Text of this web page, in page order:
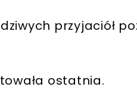
przyjaciół
ostatnia.